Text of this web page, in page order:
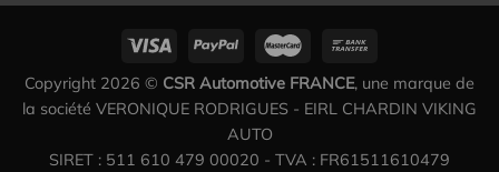
Copyright 2026 © CSR Automotive FRANCE, une marque de
la société VERONIQUE RODRIGUES - EIRL CHARDIN VIKING
AUTO
SIRET : 511 610 479 00020 - TVA : FR61511610479